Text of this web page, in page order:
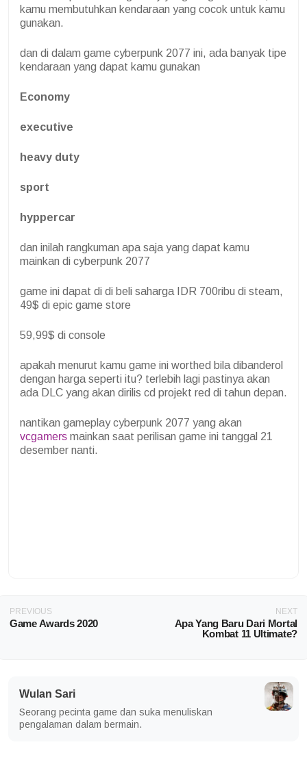
kamu membutuhkan kendaraan yang cocok untuk kamu
gunakan.
dan di dalam game cyberpunk 2077 ini, ada banyak tipe
kendaraan yang dapat kamu gunakan
Economy
executive
heavy duty
sport
hyppercar
dan inilah rangkuman apa saja yang dapat kamu
mainkan di cyberpunk 2077
game ini dapat di di beli saharga IDR 700ribu di steam,
49$ di epic game store
59,99$ di console
apakah menurut kamu game ini worthed bila dibanderol
dengan harga seperti itu? terlebih lagi pastinya akan
ada DLC yang akan dirilis cd projekt red di tahun depan.
nantikan gameplay cyberpunk 2077 yang akan
vcgamers mainkan saat perilisan game ini tanggal 21
desember nanti.
PREVIOUS
Game Awards 2020
NEXT
Apa Yang Baru Dari Mortal
Kombat 11 Ultimate?
Wulan Sari
Seorang pecinta game dan suka menuliskan
pengalaman dalam bermain.